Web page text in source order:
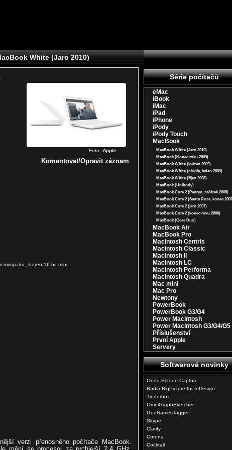
White (Jaro 2010)
Foto: Apple
Komentovat/Opravit záznam
minijacku; stereo 16 bit mini
verzi přenosného počítače MacBook.
Série počítačů
eMac
iBook
iMac
iPad
iPhone
iPody
iPody Touch
MacBook
MacBook White (Jaro 2010)
MacBook (Konec roku 2009)
MacBook White (květen 2009)
MacBook White (nVidia, leden 2009)
MacBook White (říjen 2008)
MacBook (Unibody)
MacBook Core 2 (Penryn, začátek 2008)
MacBook Core 2 (Santa Rosa, konec
MacBook Core 2 (jaro 2007)
MacBook Core 2 (konec roku 2006)
MacBook (Core Duo)
MacBook Air
MacBook Pro
Macintosh Centris
Macintosh Classic
Macintosh II
Macintosh LC
Macintosh Performa
Macintosh Quadra
Mac mini
Mac Pro
Newtony
PowerBook
PowerBook G3/G4
Power Macintosh
Power Macintosh G3/G4/G5
Příslušenství
První Apple
Servery
Softwarové novinky
Onde Screen Capture
Badia BigPicture for InDesign
Tinderbox
OmniGraphSketcher
GeoNamesTagger
Skype
Clarify
Corona
Cocktail